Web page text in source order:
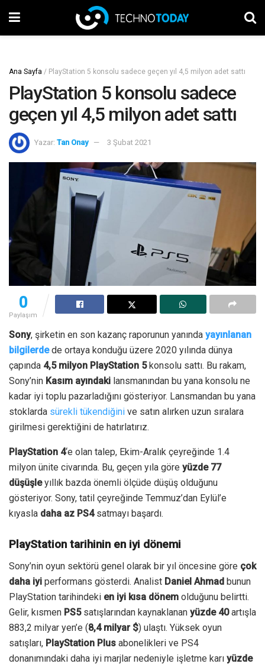
Ana Sayfa / PlayStation 5 konsolu sadece geçen yıl 4,5 milyon adet sattı
PlayStation 5 konsolu sadece
geçen yıl 4,5 milyon adet sattı
Yazar: Tan Onay 3 Şubat 2021
0
Paylaşım
Sony, şirketin en son kazanç raporunun yanında yayınlanan
bilgilerdede ortaya konduğu üzere 2020 yılında dünya
çapında 4,5 milyon PlayStation 5konsolu sattı. Bu rakam,
Sony’nin Kasım ayındaki lansmanından bu yana konsolu ne
kadar iyi toplu pazarladığını gösteriyor. Lansmandan bu yana
stoklarda sürekli tükendiğini ve satın alırken uzun sıralara
girilmesi gerektiğini de hatırlatırız.
PlayStation 4‘e olan talep, Ekim-Aralık çeyreğinde 1.4
milyon ünite civarında. Bu, geçen yıla göre yüzde 77
düşüşleyıllık bazda önemli ölçüde düşüş olduğunu
gösteriyor. Sony, tatil çeyreğinde Temmuz’dan Eylül’e
kıyasla daha az PS4satmayı başardı.
PlayStation tarihinin en iyi dönemi
Sony’nin oyun sektörü genel olarak bir yıl öncesine göre çok
daha iyi performans gösterdi. Analist Daniel Ahmad bunun
PlayStation tarihindeki en iyi kısa dönem olduğunu belirtti.
Gelir, kısmen PS5satışlarından kaynaklanan yüzde 40artışla
883,2 milyar yen’e (8,4 milyar $) ulaştı. Yüksek oyun
satışları, PlayStation Plus abonelikleri ve PS4
donanımındaki daha iyi marjlar nedeniyle işletme karı yüzde